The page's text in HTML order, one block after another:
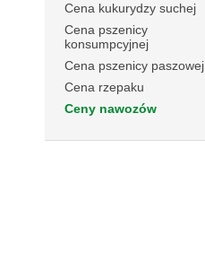
Cena kukurydzy suchej
Cena pszenicy
konsumpcyjnej
Cena pszenicy paszowej
Cena rzepaku
Ceny nawozów